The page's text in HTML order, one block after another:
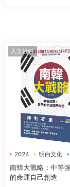
人文社科
2024 明白文化
南韓大戰略：中等
的命運自己創造